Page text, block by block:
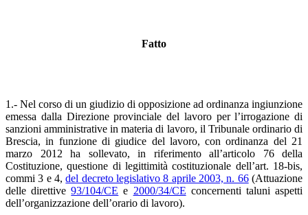
Fatto
1.- Nel corso di un giudizio di opposizione ad ordinanza ingiunzione
emessa dalla Direzione provinciale del lavoro per l’irrogazione di
sanzioni amministrative in materia di lavoro, il Tribunale ordinario di
Brescia, in funzione di giudice del lavoro, con ordinanza del 21
marzo 2012 ha sollevato, in riferimento all’articolo 76 della
Costituzione, questione di legittimità costituzionale dell’art. 18-bis,
commi 3 e 4,del decreto legislativo 8 aprile 2003, n. 66(Attuazione
delle direttive93/104/CE e 2000/34/CE concernenti taluni aspetti
dell’organizzazione dell’orario di lavoro).